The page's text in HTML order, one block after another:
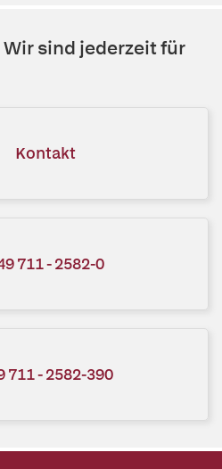
Wir sind jederzeit für
Kontakt
711 - 2582-0
711 - 2582-390